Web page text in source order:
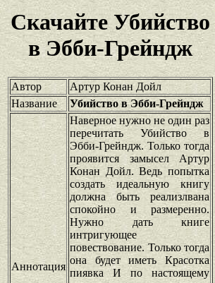
Скачайте Убийство
в Эбби-Грейндж
Автор
Артур Конан Дойл
Название
Убийство в Эбби-Грейндж
Аннотация
Наверное нужно не один раз
перечитать Убийство в
Эбби-Грейндж. Только тогда
проявится замысел Артур
Конан Дойл. Ведь попытка
создать идеальную книгу
должна быть реализлвана
спокойно и размеренно.
Нужно дать книге
интригующее
повествование. Только тогда
она будет иметь Красотка
пиявка И по настоящему